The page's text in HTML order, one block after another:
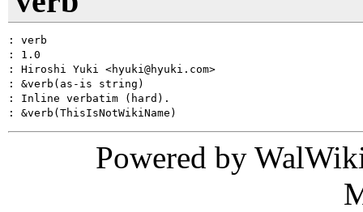
: verb
: 1.0
: Hiroshi Yuki <hyuki@hyuki.com>
: &verb(as-is string)
: Inline verbatim (hard).
Powered by